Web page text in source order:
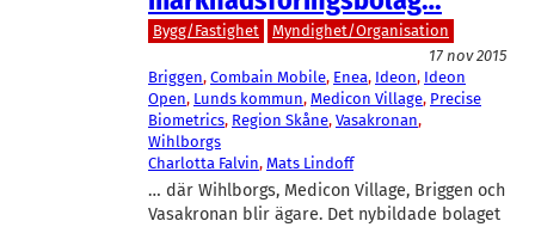
Bygg/Fastighet
Myndighet/Organisation
17 nov 2015
Briggen, Combain Mobile, Enea, Ideon, Ideon
Open, Lunds kommun, Medicon Village, Precise
Biometrics, Region Skåne, Vasakronan
Wihlborgs
Charlotta Falvin, Mats Lindoff
… där Wihlborgs, Medicon Village, Briggen och
Vasakronan blir ägare. Det nybildade bolaget